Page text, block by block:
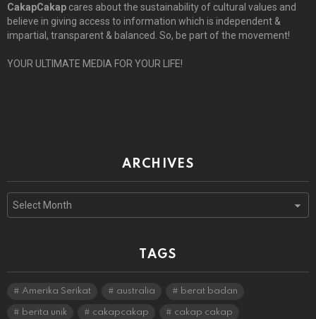
CakapCakap cares about the sustainability of cultural values and
believe in giving access to information which is independent &
impartial, transparent & balanced. So, be part of the movement!
YOUR ULTIMATE MEDIA FOR YOUR LIFE!
ARCHIVES
Archives
TAGS
Amerika Serikat australia berat badan
berita unik cakapcakap cakap cakap